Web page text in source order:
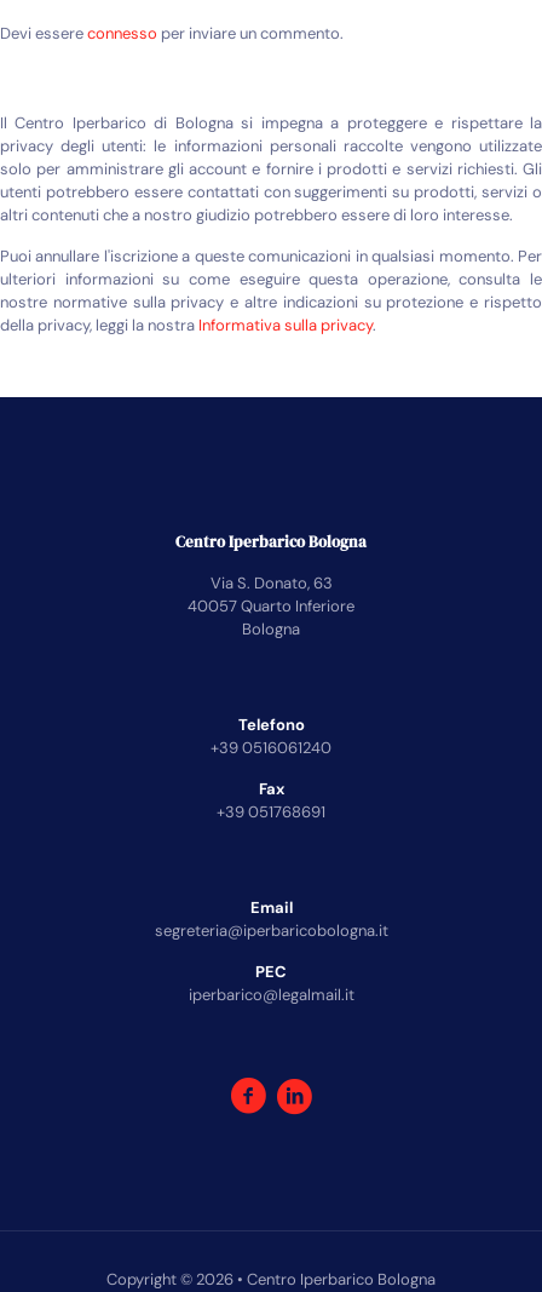
Devi essereconnesso per inviare un commento.
Il Centro Iperbarico di Bologna si impegna a proteggere e rispettare la
privacy degli utenti: le informazioni personali raccolte vengono utilizzate
solo per amministrare gli account e fornire i prodotti e servizi richiesti. Gli
utenti potrebbero essere contattati con suggerimenti su prodotti, servizi o
altri contenuti che a nostro giudizio potrebbero essere di loro interesse.
Puoi annullare l'iscrizione a queste comunicazioni in qualsiasi momento. Per
ulteriori informazioni su come eseguire questa operazione, consulta le
nostre normative sulla privacy e altre indicazioni su protezione e rispetto
della privacy, leggi la nostra Informativa sulla privacy.
Centro Iperbarico Bologna
Via S. Donato, 63
40057 Quarto Inferiore
Bologna
Telefono
+39 0516061240
Fax
+39 051768691
Email
segreteria@iperbaricobologna.it
PEC
iperbarico@legalmail.it
Copyright © 2026 • Centro Iperbarico Bologna